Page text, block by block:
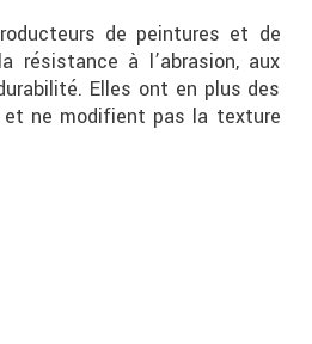
de peintures et de
résistance à l’abrasion, aux
Elles ont en plus des
et ne modifient pas la texture